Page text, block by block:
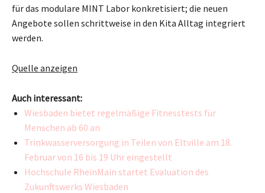
für das modulare MINT Labor konkretisiert; die neuen
Angebote sollen schrittweise in den Kita Alltag integriert
werden.
Quelle anzeigen
Auch interessant:
Wiesbaden bietet regelmäßige Fitnesstests für
Menschen ab 60 an
Trinkwasserversorgung in Teilen von Eltville am 18.
Februar von 16 bis 19 Uhr eingestellt
Hochschule RheinMain startet Evaluation des
Zukunftswerks Wiesbaden